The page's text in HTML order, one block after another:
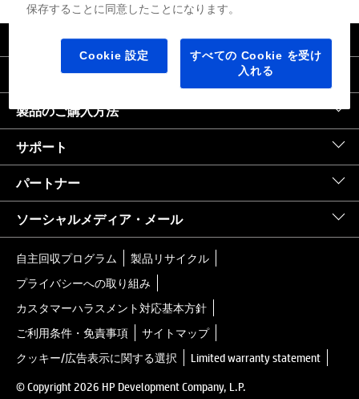
｜United States HP.com
会社情報
製品のご購入方法
サポート
パートナー
ソーシャルメディア・メール
自主回収プログラム
製品リサイクル
プライバシーへの取り組み
カスタマーハラスメント対応基本方針
ご利用条件・免責事項
サイトマップ
クッキー/広告表示に関する選択
Limited warranty statement
© Copyright 2026 HP Development Company, L.P.
保存することに同意したことになります。
Cookie 設定
すべての Cookie を受け
入れる